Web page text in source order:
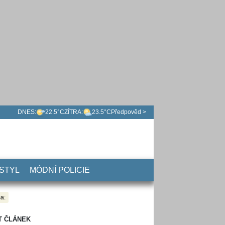
DNES: 22.5°CZÍTRA: 23.5°C Předpověd >
MÓDNÍ POLICIE
ČLÁNEK